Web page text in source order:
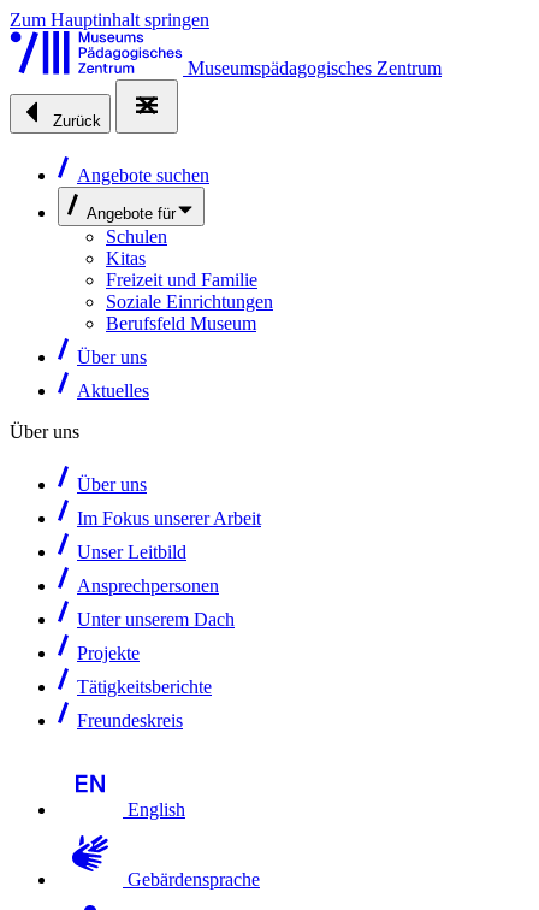
Zum Hauptinhalt springen
Museumspädagogisches Zentrum
Zurück
Angebote suchen
Angebote für
Schulen
Kitas
Freizeit und Familie
Soziale Einrichtungen
Berufsfeld Museum
Über uns
Aktuelles
Über uns
Über uns
Im Fokus unserer Arbeit
Unser Leitbild
Ansprechpersonen
Unter unserem Dach
Projekte
Tätigkeitsberichte
Freundeskreis
English
Gebärdensprache